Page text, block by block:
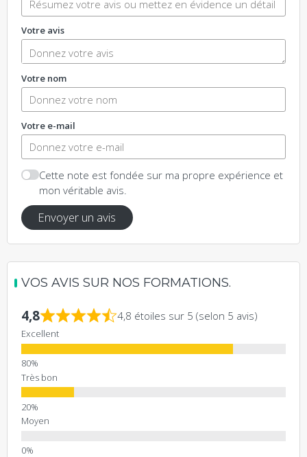
Votre avis
Votre nom
Votre e-mail
Cette note est fondée sur ma propre expérience et
mon véritable avis.
Envoyer un avis
VOS AVIS SUR NOS FORMATIONS.
4,8 4,8 étoiles sur 5 (selon 5 avis)
Excellent
Très bon
Moyen